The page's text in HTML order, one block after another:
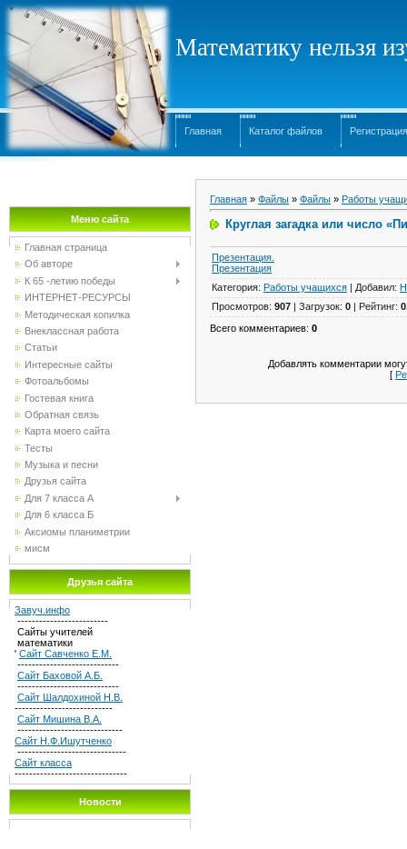
Математику нельзя
Главная Каталог файлов Регистрация
Меню сайта
Главная страница
Об авторе
К 65 -летию победы
ИНТЕРНЕТ-РЕСУРСЫ
Методическая копилка
Внеклассная работа
Статьи
Интересные сайты
Фотоальбомы
Гостевая книга
Обратная связь
Карта моего сайта
Тесты
Музыка и песни
Друзья сайта
Для 7 класса А
Для 6 класса Б
Аксиомы планиметрии
мисм
Друзья сайта
Завуч.инфо
-------------------------
Сайты учителей
математики
' Сайт Савченко Е.М.
----------------------------
Сайт Баховой А.Б.
----------------------------
Сайт Шалдохиной Н.В.
---------------------------
Сайт Мишина В.А.
-----------------------------
Сайт Н.Ф.Ишутченко
------------------------------
Сайт класса
-------------------------------
Новости
Главная » Файлы » Файлы » Работы
Круглая загадка или число
Презентация.
Презентация
Категория: Работы учащихся | Добавил:
Просмотров: 907 | Загрузок: 0 | Рейтинг:
Всего комментариев: 0
Добавлять комментарии
[